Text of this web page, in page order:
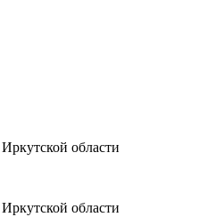
области
области